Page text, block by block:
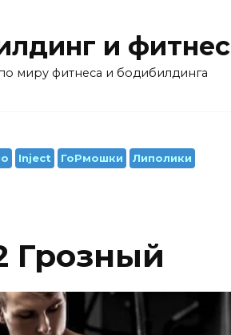
и фитнес
миру фитнеса и бодибилдинга
Inject ГоРмошки Липолики
Грозный